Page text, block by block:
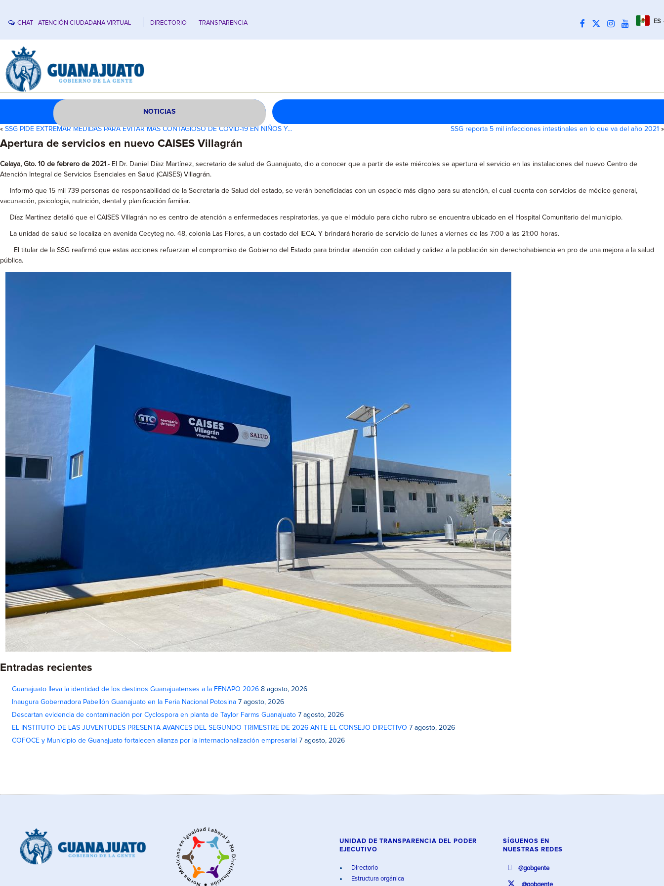
CHAT - ATENCIÓN CIUDADANA VIRTUAL DIRECTORIO TRANSPARENCIA ES
NOTICIAS
« SSG PIDE EXTREMAR MEDIDAS PARA EVITAR MÁS CONTAGIOSO DE COVID-19 EN NIÑOS Y… SSG reporta 5 mil infecciones intestinales en lo que va del año 2021 »
Apertura de servicios en nuevo CAISES Villagrán
Celaya, Gto. 10 de febrero de 2021 .- El Dr. Daniel Díaz Martínez, secretario de salud de Guanajuato, dio a conocer que a partir de este miércoles se apertura el servicio en las instalaciones del nuevo Centro de
Atención Integral de Servicios Esenciales en Salud (CAISES) Villagrán.
Informó que 15 mil 739 personas de responsabilidad de la Secretaría de Salud del estado, se verán beneficiadas con un espacio más digno para su atención, el cual cuenta con servicios de médico general,
vacunación, psicología, nutrición, dental y planificación familiar.
Díaz Martínez detalló que el CAISES Villagrán no es centro de atención a enfermedades respiratorias, ya que el módulo para dicho rubro se encuentra ubicado en el Hospital Comunitario del municipio.
La unidad de salud se localiza en avenida Cecyteg no. 48, colonia Las Flores, a un costado del IECA. Y brindará horario de servicio de lunes a viernes de las 7:00 a las 21:00 horas.
El titular de la SSG reafirmó que estas acciones refuerzan el compromiso de Gobierno del Estado para brindar atención con calidad y calidez a la población sin derechohabiencia en pro de una mejora a la salud
pública.
Entradas recientes
Guanajuato lleva la identidad de los destinos Guanajuatenses a la FENAPO 2026 8 agosto, 2026
Inaugura Gobernadora Pabellón Guanajuato en la Feria Nacional Potosina 7 agosto, 2026
Descartan evidencia de contaminación por Cyclospora en planta de Taylor Farms Guanajuato 7 agosto, 2026
EL INSTITUTO DE LAS JUVENTUDES PRESENTA AVANCES DEL SEGUNDO TRIMESTRE DE 2026 ANTE EL CONSEJO DIRECTIVO 7 agosto, 2026
COFOCE y Municipio de Guanajuato fortalecen alianza por la internacionalización empresarial 7 agosto, 2026
UNIDAD DE TRANSPARENCIA DEL PODER
EJECUTIVO
Directorio
Estructura orgánica
SÍGUENOS EN
NUESTRAS REDES
@gobgente